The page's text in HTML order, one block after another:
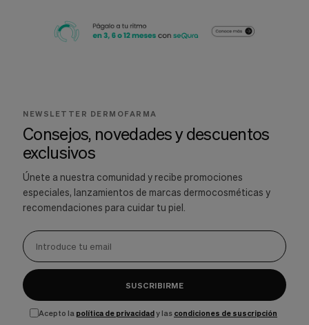
NEWSLETTER DERMOFARMA
Consejos, novedades y descuentos
exclusivos
Únete a nuestra comunidad y recibe promociones
especiales, lanzamientos de marcas dermocosméticas y
recomendaciones para cuidar tu piel.
SUSCRIBIRME
Acepto la política de privacidady las condiciones de suscripción